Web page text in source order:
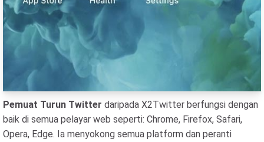
Pemuat Turun Twitter daripada X2Twitter berfungsi dengan
baik di semua pelayar web seperti: Chrome, Firefox, Safari,
Opera, Edge. Ia menyokong semua platform dan peranti